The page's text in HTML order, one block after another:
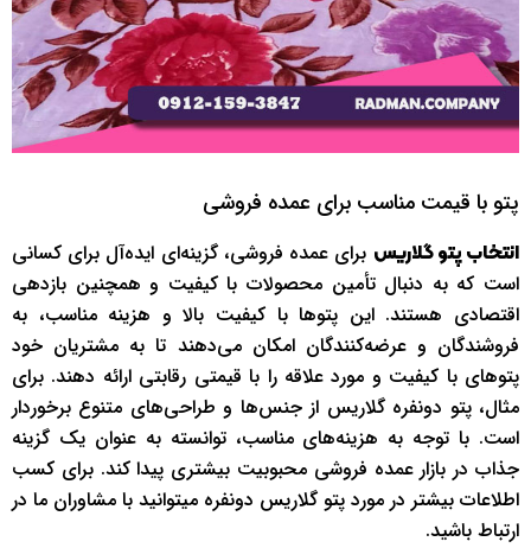
پتو با قیمت مناسب برای عمده فروشی
انتخاب پتو گلاریس برای عمده فروشی، گزینه‌ای ایده‌آل برای کسانی
است که به دنبال تأمین محصولات با کیفیت و همچنین بازدهی
اقتصادی هستند. این پتوها با کیفیت بالا و هزینه مناسب، به
فروشندگان و عرضه‌کنندگان امکان می‌دهند تا به مشتریان خود
پتوهای با کیفیت و مورد علاقه را با قیمتی رقابتی ارائه دهند. برای
مثال، پتو دونفره گلاریس از جنس‌ها و طراحی‌های متنوع برخوردار
است. با توجه به هزینه‌های مناسب، توانسته‌ به عنوان یک گزینه
جذاب در بازار عمده فروشی محبوبیت بیشتری پیدا کند. برای کسب
اطلاعات بیشتر در مورد پتو گلاریس دونفره می­توانید با مشاوران ما در
ارتباط باشید.